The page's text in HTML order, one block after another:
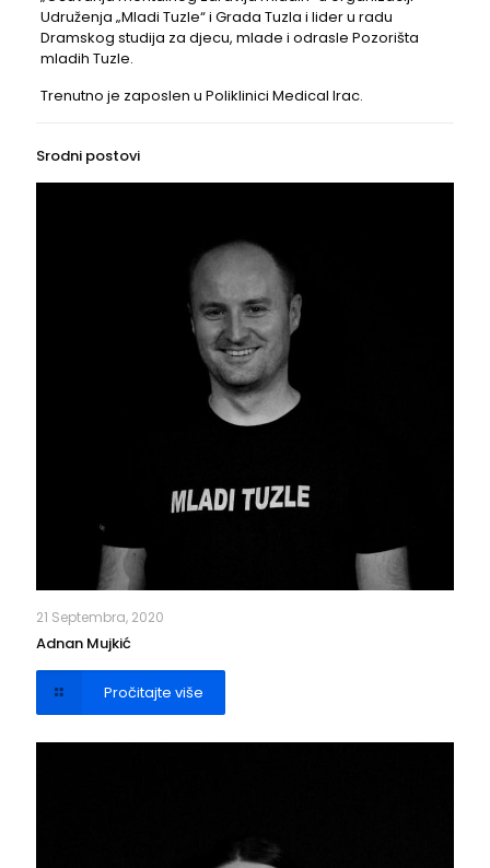
Udruženja „Mladi Tuzle“ i Grada Tuzla i lider u radu
Dramskog studija za djecu, mlade i odrasle Pozorišta
mladih Tuzle.
Trenutno je zaposlen u Poliklinici Medical Irac.
Srodni postovi
21 Septembra, 2020
Adnan Mujkić
Pročitajte više